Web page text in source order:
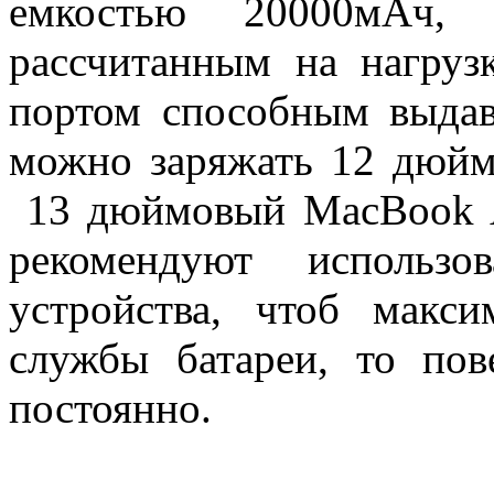
емкостью
рассчитанным на
портом способным
можно заряжать 12
13 дюймовый MacBook
рекомендуют
устройства, чтоб
службы батареи, то
постоянно.